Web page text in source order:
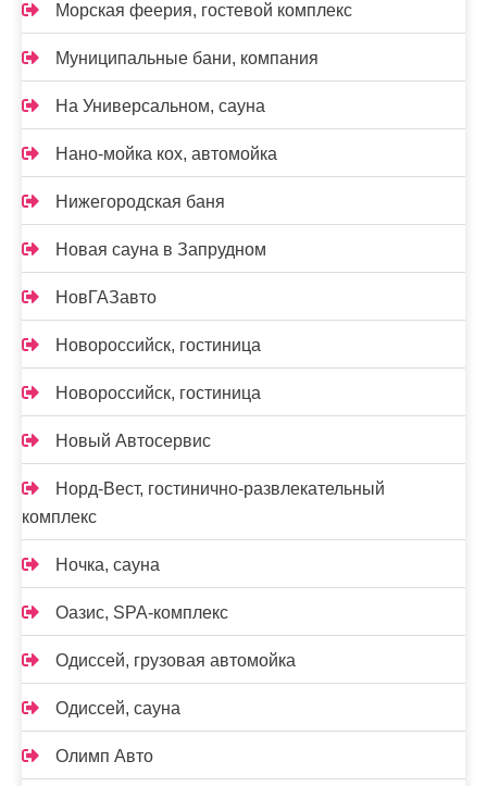
Морская феерия, гостевой комплекс
Муниципальные бани, компания
На Универсальном, сауна
Нано-мойка кох, автомойка
Нижегородская баня
Новая сауна в Запрудном
НовГАЗавто
Новороссийск, гостиница
Новороссийск, гостиница
Новый Автосервис
Норд-Вест, гостинично-развлекательный
комплекс
Ночка, сауна
Оазис, SPA-комплекс
Одиссей, грузовая автомойка
Одиссей, сауна
Олимп Авто